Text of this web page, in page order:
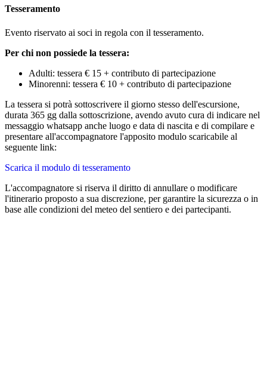
Tesseramento
Evento riservato ai soci in regola con il tesseramento.
Per chi non possiede la tessera:
Adulti: tessera € 15 + contributo di partecipazione
Minorenni: tessera € 10 + contributo di partecipazione
La tessera si potrà sottoscrivere il giorno stesso dell'escursione,
durata 365 gg dalla sottoscrizione, avendo avuto cura di indicare nel
messaggio whatsapp anche luogo e data di nascita e di compilare e
presentare all'accompagnatore l'apposito modulo scaricabile al
seguente link:
Scarica il modulo di tesseramento
L'accompagnatore si riserva il diritto di annullare o modificare
l'itinerario proposto a sua discrezione, per garantire la sicurezza o in
base alle condizioni del meteo del sentiero e dei partecipanti.